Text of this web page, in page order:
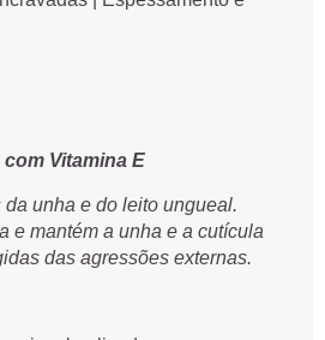
Vitamina E
unha e do leito ungueal.
e mantém a unha e a cutícula
das agressões externas.